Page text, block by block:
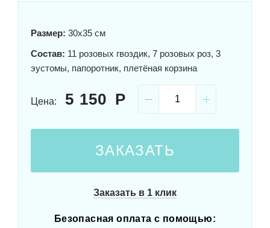
Размер: 30x35 см
Состав: 11 розовых гвоздик, 7 розовых роз, 3
эустомы, папоротник, плетёная корзина
Цена: 5 150
ЗАКАЗАТЬ
Заказать в 1 клик
Безопасная оплата с помощью: